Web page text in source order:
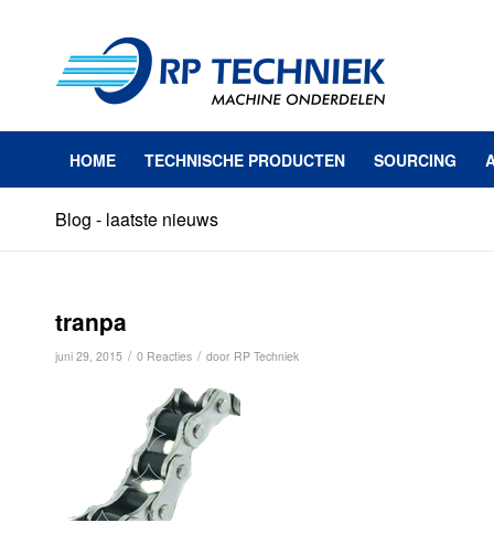
HOME TECHNISCHE PRODUCTEN SOURCING
Blog - laatste nieuws
tranpa
juni 29, 2015 / 0 Reacties / door RP Techniek